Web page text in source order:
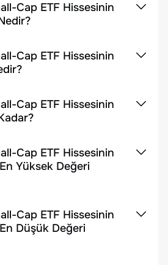
Cap ETF Hissesinin
Cap ETF Hissesinin
Cap ETF Hissesinin
Cap ETF Hissesinin
Yüksek Değeri
Cap ETF Hissesinin
Düşük Değeri